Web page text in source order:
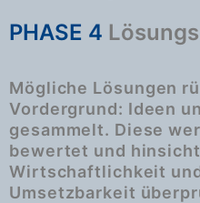
PHASE 4
Mögliche Lösungen
Vordergrund: Ideen
gesammelt. Diese
bewertet und
Wirtschaftlichkeit
Umsetzbarkeit